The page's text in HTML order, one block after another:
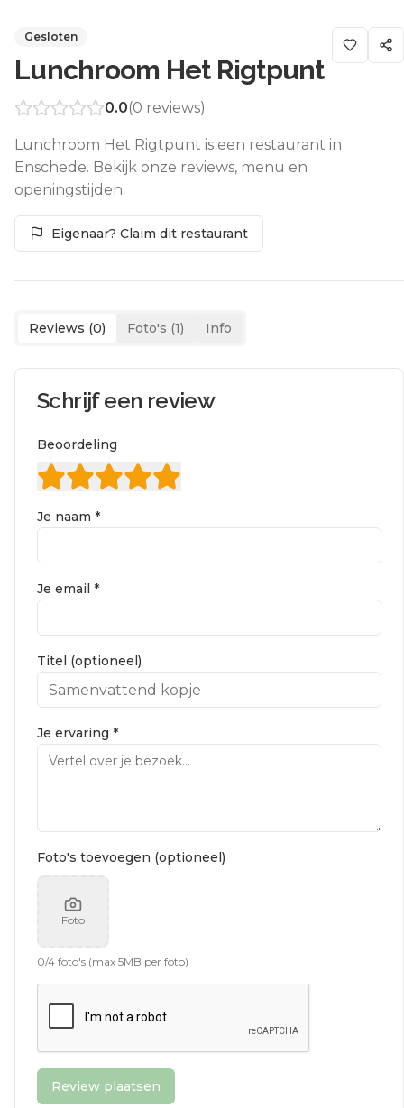
Gesloten
Lunchroom Het Rigtpunt
0.0(0 reviews)
Lunchroom Het Rigtpunt is een restaurant in
Enschede. Bekijk onze reviews, menu en
openingstijden.
Eigenaar? Claim dit restaurant
Reviews (0) Foto's (1) Info
Schrijf een review
Beoordeling
Je naam *
Je email *
Titel (optioneel)
Je ervaring *
Foto's toevoegen (optioneel)
Foto
0/4 foto's (max 5MB per foto)
Review plaatsen